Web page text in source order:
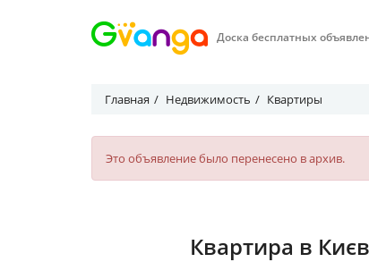
Доска бесплатных
Главная Недвижимость Квартиры
Это объявление было перенесено в архив.
Квартира в